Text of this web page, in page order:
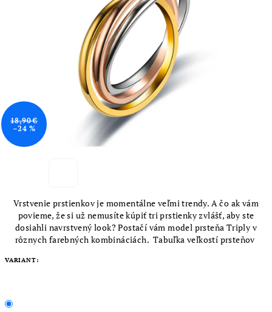
Vrstvenie prstienkov je momentálne veľmi trendy. A čo ak vám
povieme, že si už nemusíte kúpiť tri prstienky zvlášť, aby ste
dosiahli navrstvený look? Postačí vám model prsteňa Triply v
rôznych farebných kombináciách. Tabuľka veľkostí prsteňov
VARIANT:
18,90 €
–24 %